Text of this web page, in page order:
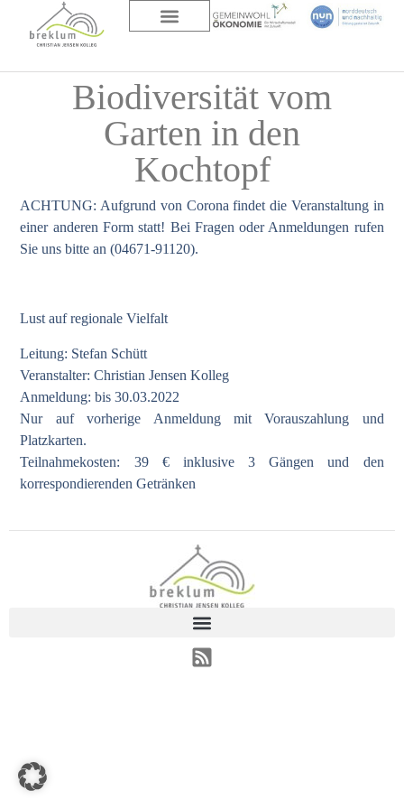
Biodiversität vom
Garten in den
Kochtopf
ACHTUNG: Aufgrund von Corona findet die Veranstaltung in
einer anderen Form statt! Bei Fragen oder Anmeldungen rufen
Sie uns bitte an (04671-91120).
Lust auf regionale Vielfalt
Leitung: Stefan Schütt
Veranstalter: Christian Jensen Kolleg
Anmeldung: bis 30.03.2022
Nur auf vorherige Anmeldung mit Vorauszahlung und
Platzkarten.
Teilnahmekosten: 39 € inklusive 3 Gängen und den
korrespondierenden Getränken